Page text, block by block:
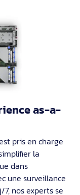
as-a-
pris en charge
la
dans
une surveillance
nos experts se